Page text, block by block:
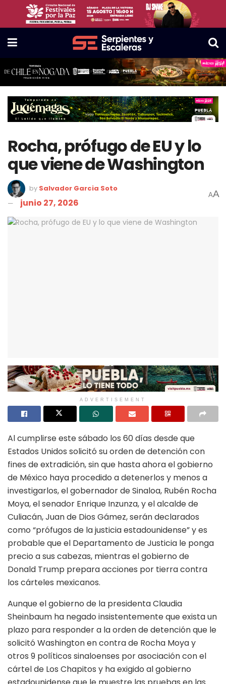
Rocha, prófugo de EU y lo
que viene de Washington
by Salvador Garcia Soto
junio 27, 2026
AA
ADVERTISEMENT
Al cumplirse este sábado los 60 días desde que
Estados Unidos solicitó su orden de detención con
fines de extradición, sin que hasta ahora el gobierno
de México haya procedido a detenerlos y menos a
investigarlos, el gobernador de Sinaloa, Rubén Rocha
Moya, el senador Enrique Inzunza, y el alcalde de
Culiacán, Juan de Dios Gámez, serán declarados
como “prófugos de la justicia estadounidense” y es
probable que el Departamento de Justicia le ponga
precio a sus cabezas, mientras el gobierno de
Donald Trump prepara acciones por tierra contra
los cárteles mexicanos.
Aunque el gobierno de la presidenta Claudia
Sheinbaum ha negado insistentemente que exista un
plazo para responder a la orden de detención que le
solicitó Washington en contra de Rocha Moya y
otros 9 políticos sinaloenses por asociación con el
cártel de Los Chapitos y ha exigido al gobierno